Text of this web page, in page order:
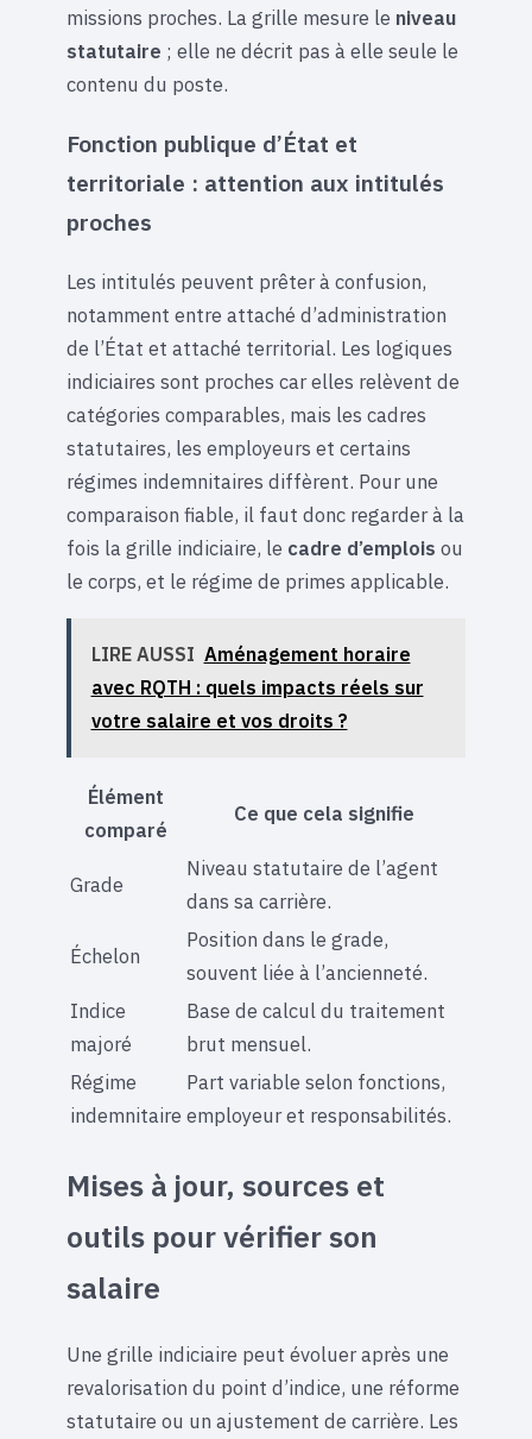
missions proches. La grille mesure le niveau
statutaire ; elle ne décrit pas à elle seule le
contenu du poste.
Fonction publique d’État et
territoriale : attention aux intitulés
proches
Les intitulés peuvent prêter à confusion,
notamment entre attaché d’administration
de l’État et attaché territorial. Les logiques
indiciaires sont proches car elles relèvent de
catégories comparables, mais les cadres
statutaires, les employeurs et certains
régimes indemnitaires diffèrent. Pour une
comparaison fiable, il faut donc regarder à la
fois la grille indiciaire, le cadre d’emplois ou
le corps, et le régime de primes applicable.
LIRE AUSSI Aménagement horaire
avec RQTH : quels impacts réels sur
votre salaire et vos droits ?
Élément
comparé
Ce que cela signifie
Grade
Niveau statutaire de l’agent
dans sa carrière.
Échelon
Position dans le grade,
souvent liée à l’ancienneté.
Indice
majoré
Base de calcul du traitement
brut mensuel.
Régime
indemnitaire
Part variable selon fonctions,
employeur et responsabilités.
Mises à jour, sources et
outils pour vérifier son
salaire
Une grille indiciaire peut évoluer après une
revalorisation du point d’indice, une réforme
statutaire ou un ajustement de carrière. Les